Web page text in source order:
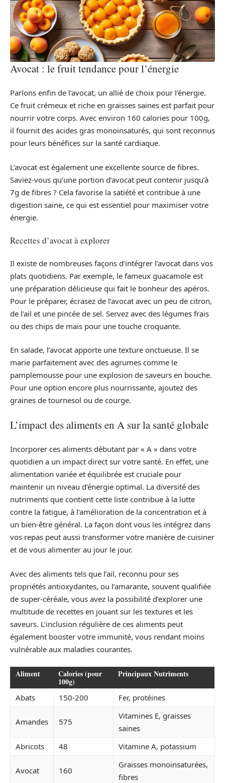
Avocat : le fruit tendance pour l’énergie
Parlons enfin de l’avocat, un allié de choix pour l’énergie.
Ce fruit crémeux et riche en graisses saines est parfait pour
nourrir votre corps. Avec environ 160 calories pour 100g,
il fournit des acides gras monoinsaturés, qui sont reconnus
pour leurs bénéfices sur la santé cardiaque.
L’avocat est également une excellente source de fibres.
Saviez-vous qu’une portion d’avocat peut contenir jusqu’à
7g de fibres ? Cela favorise la satiété et contribue à une
digestion saine, ce qui est essentiel pour maximiser votre
énergie.
Recettes d’avocat à explorer
Il existe de nombreuses façons d’intégrer l’avocat dans vos
plats quotidiens. Par exemple, le fameux guacamole est
une préparation délicieuse qui fait le bonheur des apéros.
Pour le préparer, écrasez de l’avocat avec un peu de citron,
de l’ail et une pincée de sel. Servez avec des légumes frais
ou des chips de maïs pour une touche croquante.
En salade, l’avocat apporte une texture onctueuse. Il se
marie parfaitement avec des agrumes comme le
pamplemousse pour une explosion de saveurs en bouche.
Pour une option encore plus nourrissante, ajoutez des
graines de tournesol ou de courge.
L’impact des aliments en A sur la santé globale
Incorporer ces aliments débutant par « A » dans votre
quotidien a un impact direct sur votre santé. En effet, une
alimentation variée et équilibrée est cruciale pour
maintenir un niveau d’énergie optimal. La diversité des
nutriments que contient cette liste contribue à la lutte
contre la fatigue, à l’amélioration de la concentration et à
un bien-être général. La façon dont vous les intégrez dans
vos repas peut aussi transformer votre manière de cuisiner
et de vous alimenter au jour le jour.
Avec des aliments tels que l’ail, reconnu pour ses
propriétés antioxydantes, ou l’amarante, souvent qualifiée
de super-céréale, vous avez la possibilité d’explorer une
multitude de recettes en jouant sur les textures et les
saveurs. L’inclusion régulière de ces aliments peut
également booster votre immunité, vous rendant moins
vulnérable aux maladies courantes.
Aliment Calories (pour
100g)
Principaux Nutriments
Abats 150-200 Fer, protéines
Amandes 575
Vitamines E, graisses
saines
Abricots
48 Vitamine A, potassium
Avocat 160
Graisses monoinsaturées,
fibres